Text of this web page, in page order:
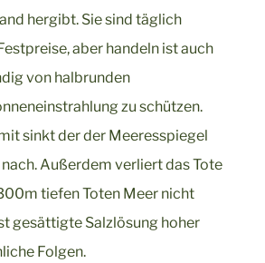
hergibt. Sie sind täglich
aber handeln ist auch
von halbrunden
zu schützen.
sinkt der der Meeresspiegel
Außerdem verliert das Tote
tiefen Toten Meer nicht
gesättigte Salzlösung hoher
Folgen.